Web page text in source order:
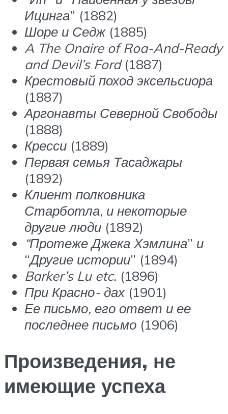
Ицинга” (1882)
Шоре и Седж(1885)
A The Onaire of Roa-And-Ready
and Devil’s Ford(1887)
Крестовый поход эксельсиора
(1887)
Аргонавты Северной Свободы
(1888)
Кресси (1889)
Первая семья Тасаджары
(1892)
Клиент полковника
Старботла, и некоторые
другие люди (1892)
“Протеже Джека Хэмлина” и
“Другие истории” (1894)
Barker’s Lu etc. (1896)
При Красно- дах(1901)
Ее письмо, его ответ и ее
последнее письмо (1906)
Произведения, не
имеющие успеха